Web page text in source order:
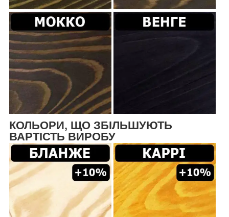
КОЛЬОРИ, ЩО ЗБІЛЬШУЮТЬ
ВАРТІСТЬ ВИРОБУ